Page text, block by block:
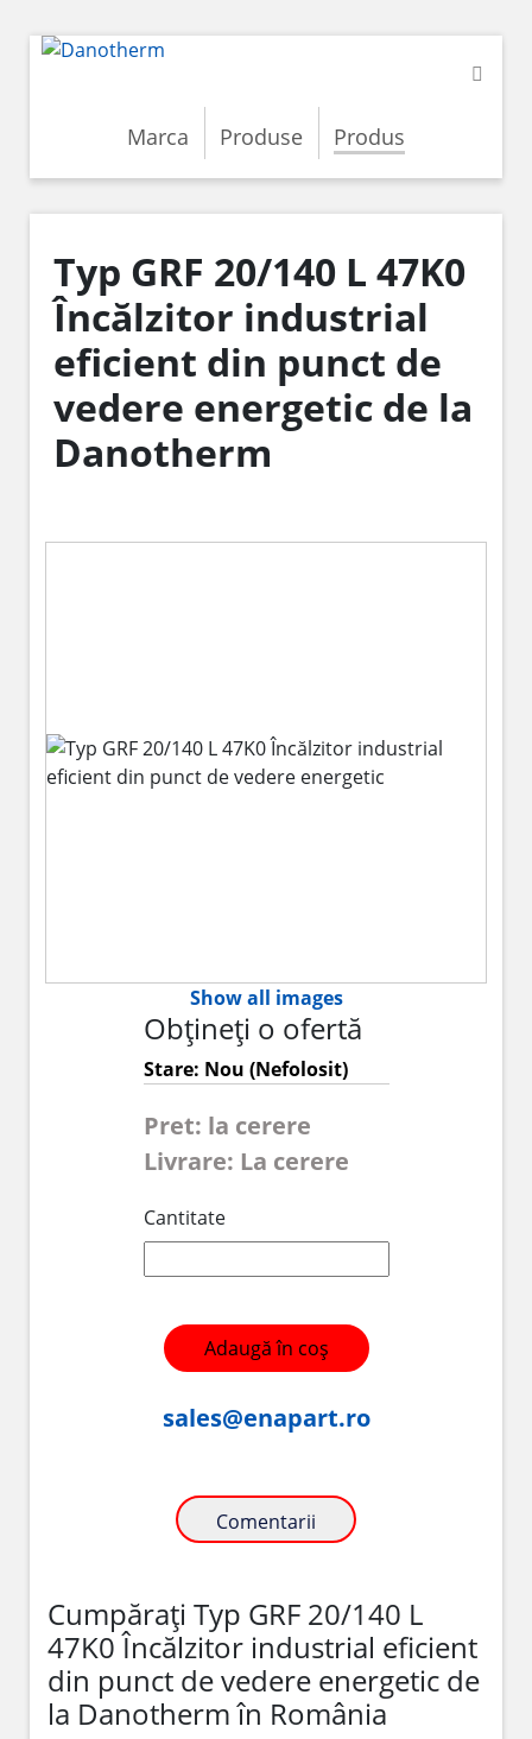
Marca Produse Produs
Typ GRF 20/140 L 47K0
Încălzitor industrial
eficient din punct de
vedere energetic de la
Danotherm
Show all images
Obțineți o ofertă
Stare: Nou (Nefolosit)
Pret: la cerere
Livrare: La cerere
Cantitate
Adaugă în coș
sales@enapart.ro
Comentarii
Cumpărați Typ GRF 20/140 L
47K0 Încălzitor industrial eficient
din punct de vedere energetic de
la Danotherm în România